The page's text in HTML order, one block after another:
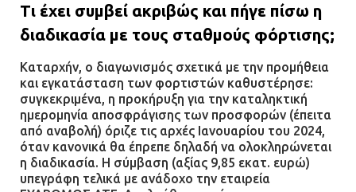
Τι έχει συμβεί ακριβώς και πήγε πίσω η
διαδικασία με τους σταθμούς φόρτισης;
Καταρχήν, ο διαγωνισμός σχετικά με την προμήθεια
και εγκατάσταση των φορτιστών καθυστέρησε:
συγκεκριμένα, η προκήρυξη για την καταληκτική
ημερομηνία αποσφράγισης των προσφορών (έπειτα
από αναβολή) όριζε τις αρχές Ιανουαρίου του 2024,
όταν κανονικά θα έπρεπε δηλαδή να ολοκληρώνεται
η διαδικασία. Η σύμβαση (αξίας 9,85 εκατ. ευρώ)
υπεγράφη τελικά με ανάδοχο την εταιρεία